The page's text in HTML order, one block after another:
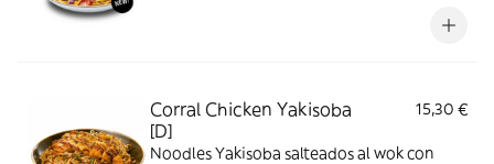
Corral Chicken Yakisoba
[D]
15,30 €
Noodles Yakisoba salteados al wok con